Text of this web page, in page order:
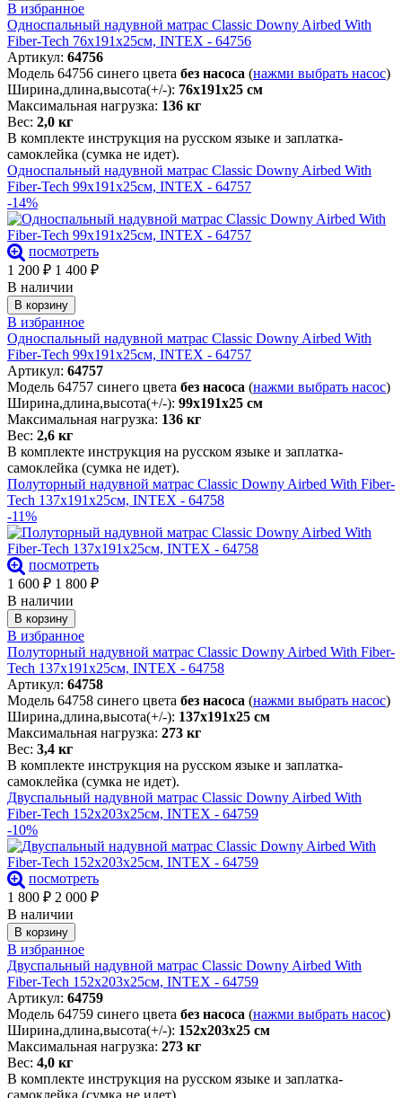
В избранное
Односпальный надувной матрас Classic Downy Airbed With
Fiber-Tech 76х191х25см, INTEX - 64756
Артикул: 64756
Модель 64756 синего цвета без насоса (нажми выбрать насос)
Ширина,длина,высота(+/-): 76х191х25 см
Максимальная нагрузка: 136 кг
Вес: 2,0 кг
В комплекте инструкция на русском языке и заплатка-
самоклейка (сумка не идет).
Односпальный надувной матрас Classic Downy Airbed With
Fiber-Tech 99х191х25см, INTEX - 64757
-14%
посмотреть
1 200 ₽ 1 400 ₽
В наличии
В корзину
В избранное
Односпальный надувной матрас Classic Downy Airbed With
Fiber-Tech 99х191х25см, INTEX - 64757
Артикул: 64757
Модель 64757 синего цвета без насоса (нажми выбрать насос)
Ширина,длина,высота(+/-): 99х191х25 см
Максимальная нагрузка: 136 кг
Вес: 2,6 кг
В комплекте инструкция на русском языке и заплатка-
самоклейка (сумка не идет).
Полуторный надувной матрас Classic Downy Airbed With Fiber-
Tech 137х191х25см, INTEX - 64758
-11%
посмотреть
1 600 ₽ 1 800 ₽
В наличии
В корзину
В избранное
Полуторный надувной матрас Classic Downy Airbed With Fiber-
Tech 137х191х25см, INTEX - 64758
Артикул: 64758
Модель 64758 синего цвета без насоса (нажми выбрать насос)
Ширина,длина,высота(+/-): 137х191х25 см
Максимальная нагрузка: 273 кг
Вес: 3,4 кг
В комплекте инструкция на русском языке и заплатка-
самоклейка (сумка не идет).
Двуспальный надувной матрас Classic Downy Airbed With
Fiber-Tech 152х203х25см, INTEX - 64759
-10%
посмотреть
1 800 ₽ 2 000 ₽
В наличии
В корзину
В избранное
Двуспальный надувной матрас Classic Downy Airbed With
Fiber-Tech 152х203х25см, INTEX - 64759
Артикул: 64759
Модель 64759 синего цвета без насоса (нажми выбрать насос)
Ширина,длина,высота(+/-): 152х203х25 см
Максимальная нагрузка: 273 кг
Вес: 4,0 кг
В комплекте инструкция на русском языке и заплатка-